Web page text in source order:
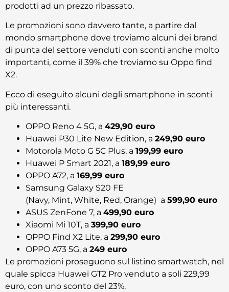
prodotti ad un prezzo ribassato.
Le promozioni sono davvero tante, a partire dal
mondo smartphone dove troviamo alcuni dei brand
di punta del settore venduti con sconti anche molto
importanti, come il 39% che troviamo su Oppo find
X2.
Ecco di eseguito alcuni degli smartphone in sconti
più interessanti.
OPPO Reno 4 5G, a 429,90 euro
Huawei P30 Lite New Edition, a 249,90 euro
Motorola Moto G 5C Plus, a 199,99 euro
Huawei P Smart 2021, a 189,99 euro
OPPO A72, a 169,99 euro
Samsung Galaxy S20 FE
(Navy, Mint, White, Red, Orange) a 599,90 euro
ASUS ZenFone 7, a 499,90 euro
Xiaomi Mi 10T, a 399,90 euro
OPPO Find X2 Lite, a 299,90 euro
OPPO A73 5G, a 249 euro
Le promozioni proseguono sul listino smartwatch, nel
quale spicca Huawei GT2 Pro venduto a soli 229,99
euro, con uno sconto del 23%.